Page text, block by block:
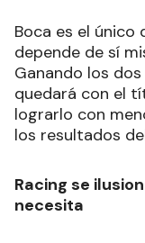
Boca es el
depende de sí
Ganando los
quedará con el
lograrlo con
los resultados
Racing se
necesita